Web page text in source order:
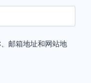
邮箱地址和网站地